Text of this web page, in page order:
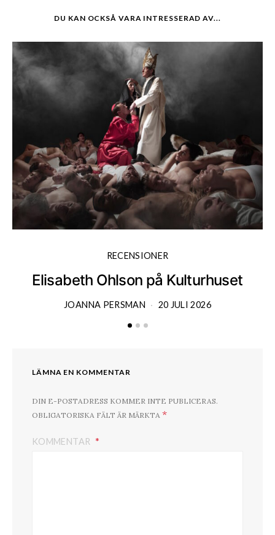
DU KAN OCKSÅ VARA INTRESSERAD AV...
RECENSIONER
Elisabeth Ohlson på Kulturhuset
JOANNA PERSMAN 20 JULI 2026
LÄMNA EN KOMMENTAR
DIN E-POSTADRESS KOMMER INTE PUBLICERAS.
OBLIGATORISKA FÄLT ÄR MÄRKTA *
KOMMENTAR